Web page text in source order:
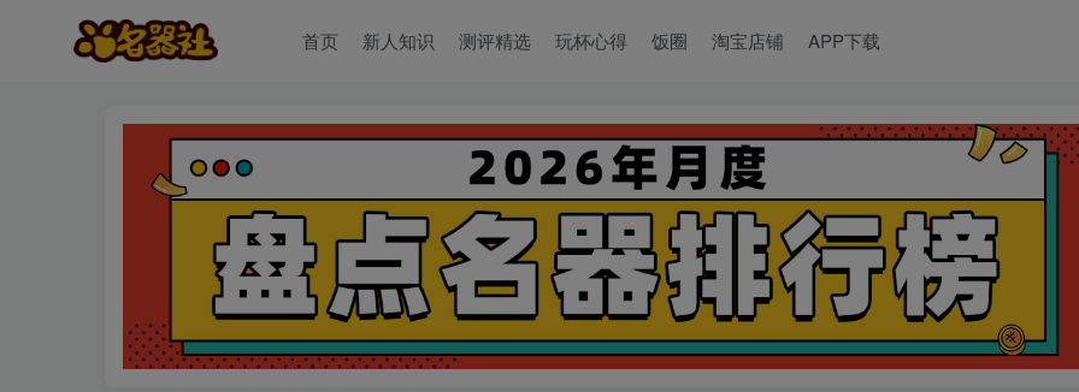
首页 新人知识 测评精选 玩杯心得 饭圈 淘宝店铺 APP下载